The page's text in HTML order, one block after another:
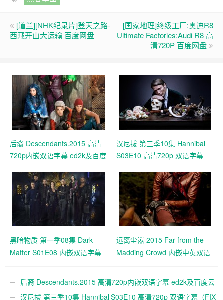
[道兰][NHK纪录片]登天之路-
西藏开山大运输 百度网盘
[国家地理]终级工厂:奥迪R8
Ultimate Factories:Audi R8 高
清720P 百度网盘
后裔 Descendants.2015 高清
720p内嵌双语字幕 ed2k及百度
汉尼拔 第三季10集 Hannibal
S03E10 高清720p 双语字幕
黑暗物质 第一季08集 Dark
Matter S01E08 内嵌双语字幕
远离尘嚣 2015 Far from the
Madding Crowd 内嵌中英双语
后裔 Descendants.2015 高清720p内嵌双语字幕 ed2k及百度云
下载汉尼拔 第三季10集 Hannibal S03E10 高清720p 双语字幕（FIX